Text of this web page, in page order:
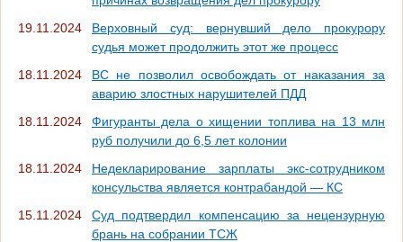
19.11.2024
Верховный суд: вернувший дело прокурору
судья может продолжить этот же процесс
18.11.2024
ВС не позволил освобождать от наказания за
аварию злостных нарушителей ПДД
18.11.2024
Фигуранты дела о хищении топлива на 13 млн
руб получили до 6,5 лет колонии
18.11.2024
Недекларирование зарплаты экс-сотрудником
консульства является контрабандой — КС
15.11.2024
Суд подтвердил компенсацию за нецензурную
брань на собрании ТСЖ